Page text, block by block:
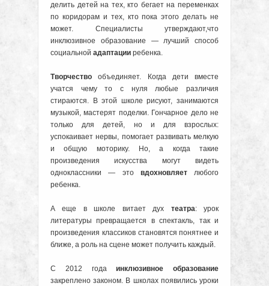
делить детей на тех, кто бегает на переменках
по коридорам и тех, кто пока этого делать не
может. Специалисты утверждают,что
инклюзивное образование — лучший способ
социальной адаптации ребенка.
Творчество объединяет. Когда дети вместе
учатся чему то с нуля любые различия
стираются. В этой школе рисуют, занимаются
музыкой, мастерят поделки. Гончарное дело не
только для детей, но и для взрослых:
успокаивает нервы, помогает развивать мелкую
и общую моторику. Но, а когда такие
произведения искусства могут видеть
одноклассники — это вдохновляетлюбого
ребенка.
А еще в школе витает дух театра: урок
литературы превращается в спектакль, так и
произведения классиков становятся понятнее и
ближе, а роль на сцене может получить каждый.
С 2012 годаинклюзивное образование
закреплено законом. В школах появились уроки